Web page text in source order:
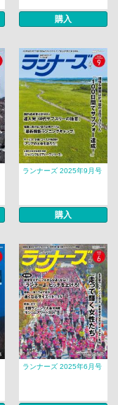
購入
ランナーズ 2025年9月号
購入
ランナーズ 2025年6月号